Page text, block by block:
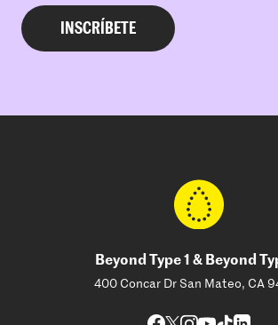
Beyond Type 1 & Beyond
400 Concar Dr San Mateo, CA